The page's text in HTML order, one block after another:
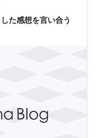
た感想を言い合う